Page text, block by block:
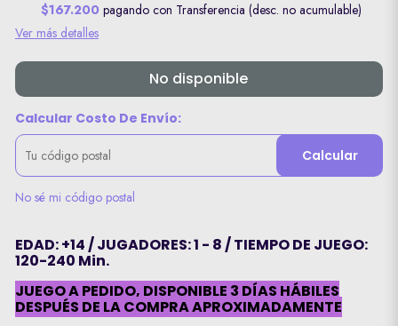
$167.200 pagando con Transferencia (desc. no acumulable)
Ver más detalles
No disponible
Calcular Costo De Envío:
Calcular
No sé mi código postal
EDAD: +14 / JUGADORES: 1 - 8 / TIEMPO DE JUEGO:
120-240 Min.
JUEGO A PEDIDO, DISPONIBLE 3 DÍAS HÁBILES
DESPUÉS DE LA COMPRA APROXIMADAMENTE